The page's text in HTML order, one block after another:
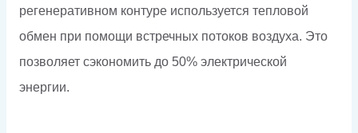
регенеративном контуре используется тепловой
обмен при помощи встречных потоков воздуха. Это
позволяет сэкономить до 50% электрической
энергии.